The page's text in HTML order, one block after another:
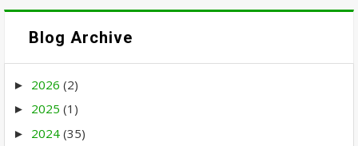
Blog Archive
► 2026 (2)
► 2025 (1)
► 2024 (35)